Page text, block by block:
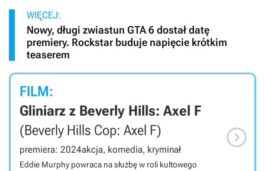
WIĘCEJ:
Nowy, długi zwiastun GTA 6 dostał datę
premiery. Rockstar buduje napięcie krótkim
teaserem
FILM:
Gliniarz z Beverly Hills: Axel F
(Beverly Hills Cop: Axel F)
premiera: 2024akcja, komedia, kryminał
Eddie Murphy powraca na służbę w roli kultowego
